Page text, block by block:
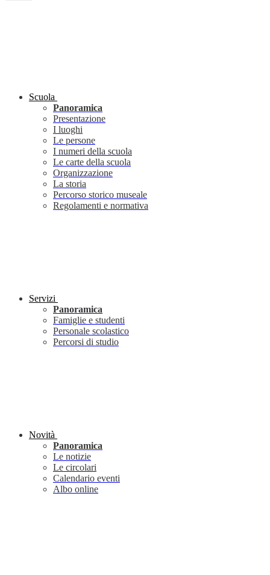
Scuola
Panoramica
Presentazione
I luoghi
Le persone
I numeri della scuola
Le carte della scuola
Organizzazione
La storia
Percorso storico museale
Regolamenti e normativa
Servizi
Panoramica
Famiglie e studenti
Personale scolastico
Percorsi di studio
Novità
Panoramica
Le notizie
Le circolari
Calendario eventi
Albo online